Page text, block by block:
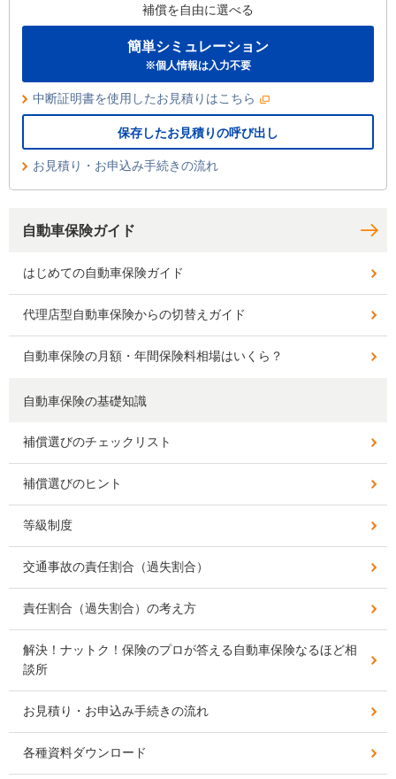
補償を自由に選べる
簡単シミュレーション
※個人情報は入力不要
中断証明書を使用したお見積りはこちら
保存したお見積りの呼び出し
お見積り・お申込み手続きの流れ
自動車保険ガイド
はじめての自動車保険ガイド
代理店型自動車保険からの切替えガイド
自動車保険の月額・年間保険料相場はいくら？
自動車保険の基礎知識
補償選びのチェックリスト
補償選びのヒント
等級制度
交通事故の責任割合（過失割合）
責任割合（過失割合）の考え方
解決！ナットク！保険のプロが答える自動車保険なるほど相
談所
お見積り・お申込み手続きの流れ
各種資料ダウンロード